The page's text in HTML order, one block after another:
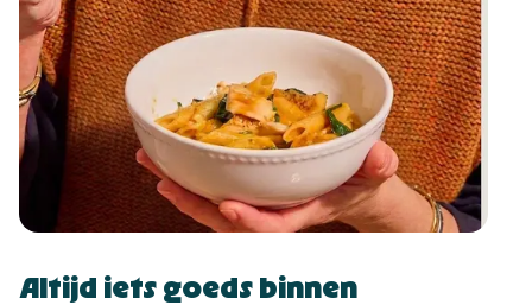
Altijd iets goeds binnen